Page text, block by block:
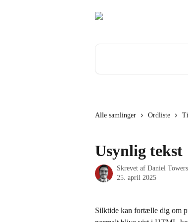
Alle samlinger Ordliste
Usynlig tekst
Skrevet af Daniel Towers
25. april 2025
Silktide kan fortælle dig om